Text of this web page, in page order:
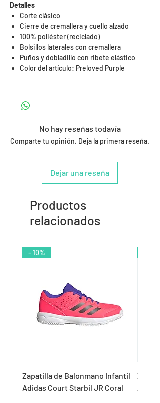
Detalles
Corte clásico
Cierre de cremallera y cuello alzado
100% poliéster (reciclado)
Bolsillos laterales con cremallera
Puños y dobladillo con ribete elástico
Color del artículo: Preloved Purple
No hay reseñas todavía
Comparte tu opinión. Deja la primera reseña.
Dejar una reseña
Productos
relacionados
- 10%
Zapatilla de Balonmano Infantil
Adidas Court Starbil JR Coral